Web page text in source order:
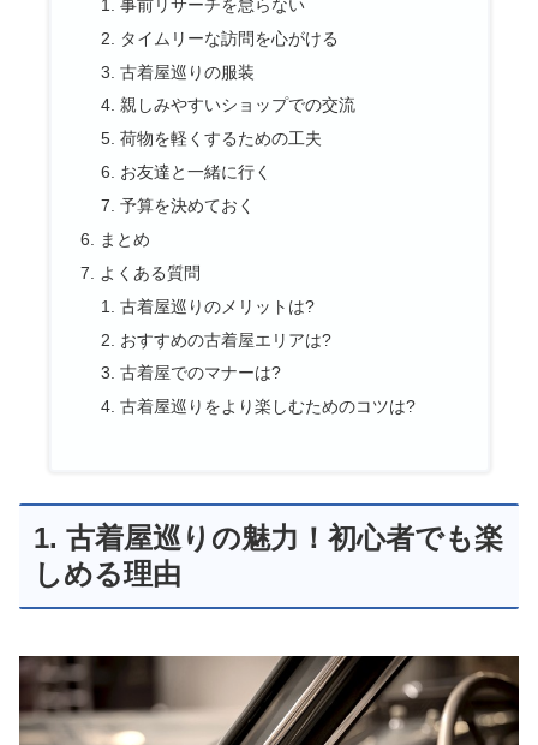
事前リサーチを怠らない
タイムリーな訪問を心がける
古着屋巡りの服装
親しみやすいショップでの交流
荷物を軽くするための工夫
お友達と一緒に行く
予算を決めておく
まとめ
よくある質問
古着屋巡りのメリットは?
おすすめの古着屋エリアは?
古着屋でのマナーは?
古着屋巡りをより楽しむためのコツは?
1. 古着屋巡りの魅力！初心者でも楽
しめる理由